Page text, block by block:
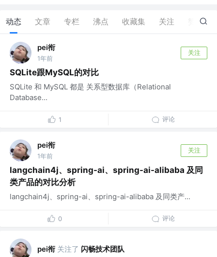
动态 文章 专栏 沸点 收藏集 关注 8
pei衔
1年前
关注
SQLite跟MySQL的对比
SQLite 和 MySQL 都是 关系型数据库（Relational
Database...
1 评论
pei衔
1年前
关注
langchain4j、spring-ai、spring-ai-alibaba 及同
类产品的对比分析
langchain4j、spring-ai、spring-ai-alibaba 及同类产...
0 评论
pei衔 关注了 闪畅技术团队